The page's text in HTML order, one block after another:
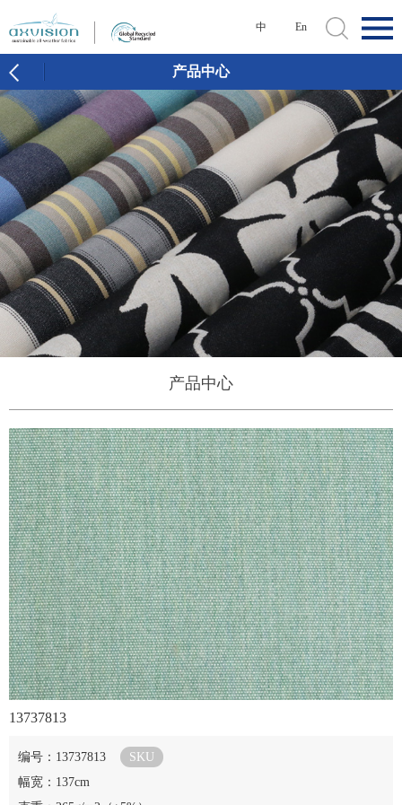
中 En
产品中心
产品中心
13737813
编号：13737813
SKU
幅宽：137cm